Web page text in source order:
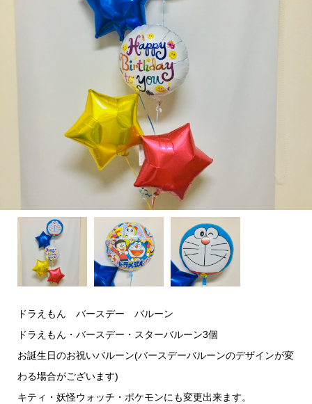
ドラえもん バースデー バルーン
ドラえもん・バースデー・スターバルーン3個
お誕生日のお祝いバルーン(バースデーバルーンのデザインが変
わる場合がございます)
キティ・妖怪ウォッチ・ポケモンにも変更出来ます。